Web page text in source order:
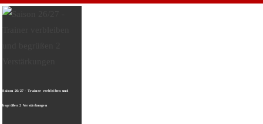
Saison 26/27 - Trainer verbleiben und
begrüßen 2 Verstärkungen